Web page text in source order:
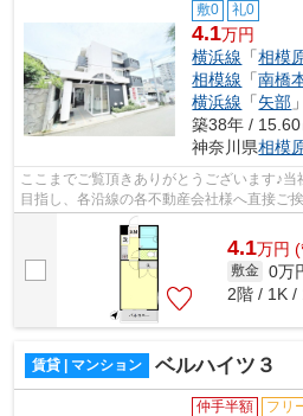
敷0 礼0
4.1万円
横浜線 「相模
相模線 「南橋
横浜線 「矢部
築38年 / 15.60
神奈川県相模
ここまでご覧頂きありがとうございます♪
目指し、各沿線の各不動産会社様へ直接ご
様へ提供しております！最新の情報は...
4.1万円
敷金 0万
2階 / 1K /
賃貸 | マンション ベルハイツ３
仲手半額 フリ